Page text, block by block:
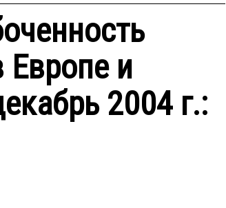
и
2004 г.: